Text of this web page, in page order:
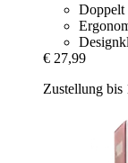
Doppelt
€ 27,99
Zustellung bis